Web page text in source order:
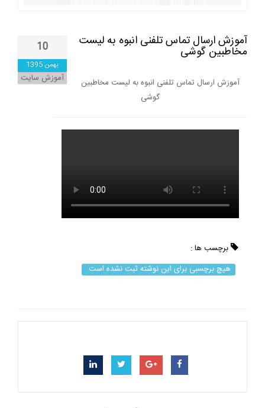
10
بهمن 1395
آموزش سایت
آموزش ارسال تماس تلفنی انبوه به لیست
مخاطبین گوشی
آموزش ارسال تماس تلفنی انبوه به لیست مخاطبین
گوشی
برچسب ها :
هیچ برچسبی برای این نوشته ثبت نشده است